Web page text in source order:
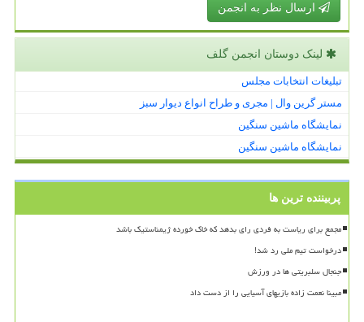
ارسال نظر به انجمن
لینک دوستان انجمن گلف
تبلیغات انتخابات مجلس
مستر گرین وال | مجری و طراح انواع دیوار سبز
نمایشگاه ماشین سنگین
نمایشگاه ماشین سنگین
پربیننده ترین ها
مجمع برای ریاست به فردی رای بدهد که خاک خورده ژیمناستیک باشد
درخواست تیم ملی رد شد!
جنجال سلبریتی ها در ورزش
مبینا نعمت زاده بازیهای آسیایی را از دست داد